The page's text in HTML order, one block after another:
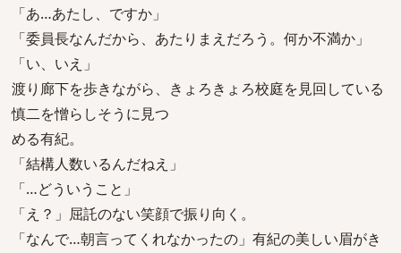
「あ…あたし、ですか」
「委員長なんだから、あたりまえだろう。何か不満か」
「い、いえ」
渡り廊下を歩きながら、きょろきょろ校庭を見回している
慎二を憎らしそうに見つ
める有紀。
「結構人数いるんだねえ」
「…どういうこと」
「え？」屈託のない笑顔で振り向く。
「なんで…朝言ってくれなかったの」有紀の美しい眉がき